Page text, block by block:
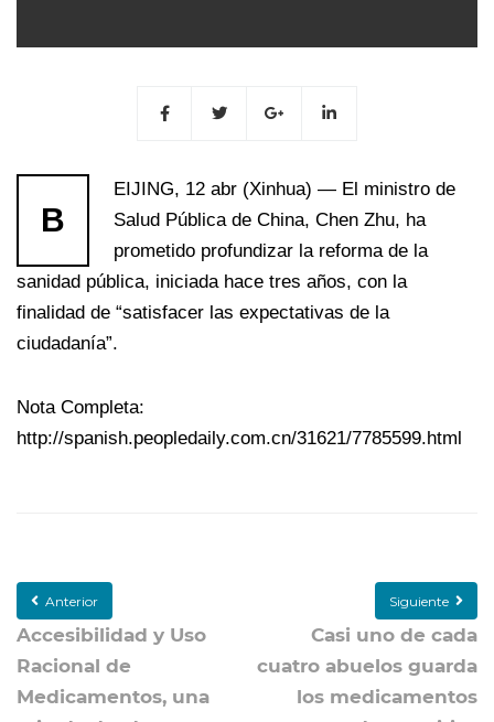
B
EIJING, 12 abr (Xinhua) — El ministro de
Salud Pública de China, Chen Zhu, ha
prometido profundizar la reforma de la
sanidad pública, iniciada hace tres años, con la
finalidad de “satisfacer las expectativas de la
ciudadanía”.
Nota Completa:
http://spanish.peopledaily.com.cn/31621/7785599.html
Anterior
Accesibilidad y Uso
Racional de
Medicamentos, una
Siguiente
Casi uno de cada
cuatro abuelos guarda
los medicamentos